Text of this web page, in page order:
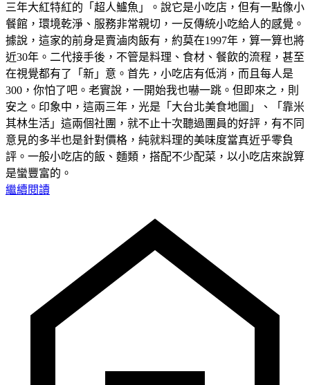
三年大紅特紅的「超人鱸魚」。說它是小吃店，但有一點像小
餐館，環境乾淨、服務非常親切，一反傳統小吃給人的感覺。
據說，這家的前身是賣滷肉飯有，約莫在1997年，算一算也將
近30年。二代接手後，不管是料理、食材、餐飲的流程，甚至
在視覺都有了「新」意。首先，小吃店有低消，而且每人是
300，你怕了吧。老實說，一開始我也嚇一跳。但即來之，則
安之。印象中，這兩三年，光是「大台北美食地圖」、「靠米
其林生活」這兩個社團，就不止十次聽過團員的好評，有不同
意見的多半也是針對價格，純就料理的美味度當真近乎零負
評。一般小吃店的飯、麵類，搭配不少配菜，以小吃店來說算
是蠻豐富的。
繼續閱讀